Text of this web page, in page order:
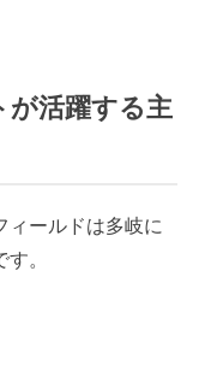
活躍する主
ィールドは多岐に
。